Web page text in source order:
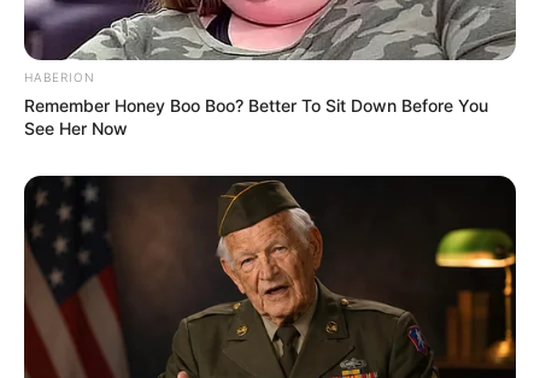
HABERION
Remember Honey Boo Boo? Better To Sit Down Before You
See Her Now